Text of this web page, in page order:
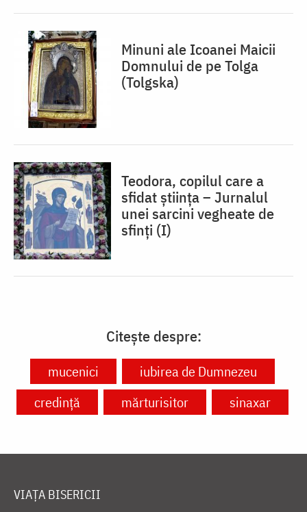
Minuni ale Icoanei Maicii
Domnului de pe Tolga
(Tolgska)
Teodora, copilul care a
sfidat știința – Jurnalul
unei sarcini vegheate de
sfinți (I)
Citește despre:
mucenici
iubirea de Dumnezeu
credință
mărturisitor sinaxar
VIAȚA BISERICII